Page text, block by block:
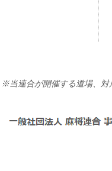
※当連合が開催する道場、対